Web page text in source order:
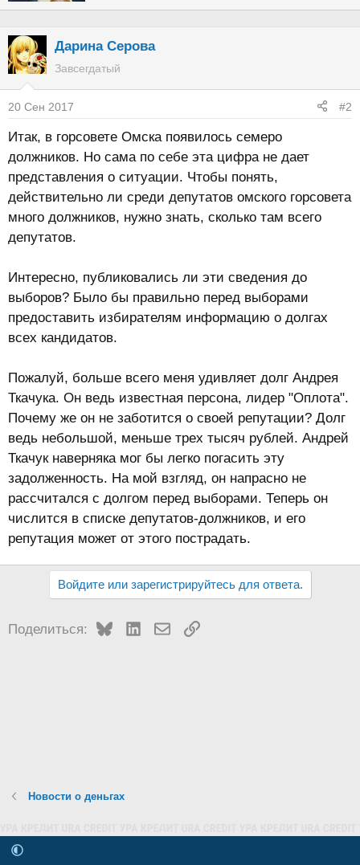
р
Дарина Серова
Завсегдатый
20 Сен 2017 #2
Итак, в горсовете Омска появилось семеро
должников. Но сама по себе эта цифра не дает
представления о ситуации. Чтобы понять,
действительно ли среди депутатов омского горсовета
много должников, нужно знать, сколько там всего
депутатов.
Интересно, публиковались ли эти сведения до
выборов? Было бы правильно перед выборами
предоставить избирателям информацию о долгах
всех кандидатов.
Пожалуй, больше всего меня удивляет долг Андрея
Ткачука. Он ведь известная персона, лидер "Оплота".
Почему же он не заботится о своей репутации? Долг
ведь небольшой, меньше трех тысяч рублей. Андрей
Ткачук наверняка мог бы легко погасить эту
задолженность. На мой взгляд, он напрасно не
рассчитался с долгом перед выборами. Теперь он
числится в списке депутатов-должников, и его
репутация может от этого пострадать.
Войдите или зарегистрируйтесь для ответа.
Поделиться: BlueskyLinkedInЭлектронная почта
Ссылка
Новости о деньгах